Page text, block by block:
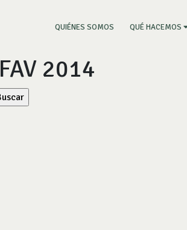
QUIÉNES SOMOS (CURRENT)
QUÉ HACEMOS
FAV 2014